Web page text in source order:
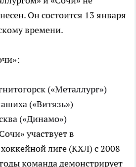
Он состоится 13 января
времени.
(«Металлург»)
(«Витязь»)
(«Динамо»)
участвует в
лиге (КХЛ) с 2008
команда демонстрирует